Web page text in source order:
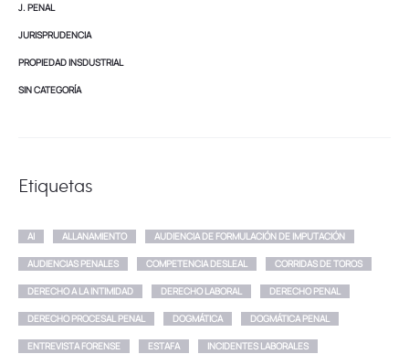
J. PENAL
JURISPRUDENCIA
PROPIEDAD INSDUSTRIAL
SIN CATEGORÍA
Etiquetas
AI ALLANAMIENTO AUDIENCIA DE FORMULACIÓN DE IMPUTACIÓN
AUDIENCIAS PENALES COMPETENCIA DESLEAL CORRIDAS DE TOROS
DERECHO A LA INTIMIDAD DERECHO LABORAL DERECHO PENAL
DERECHO PROCESAL PENAL DOGMÁTICA DOGMÁTICA PENAL
ENTREVISTA FORENSE ESTAFA INCIDENTES LABORALES